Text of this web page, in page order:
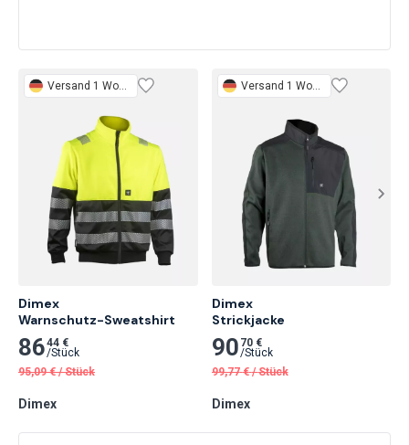
Versand 1 Woche
Dimex
Warnschutz-Sweatshirt
8644 €
/Stück
95,09 € /Stück
Dimex
Versand 1 Woche
Dimex
Strickjacke
90 70 €
/Stück
99,77 € /Stück
Dimex